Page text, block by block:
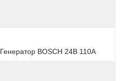
BOSCH 24В 110А